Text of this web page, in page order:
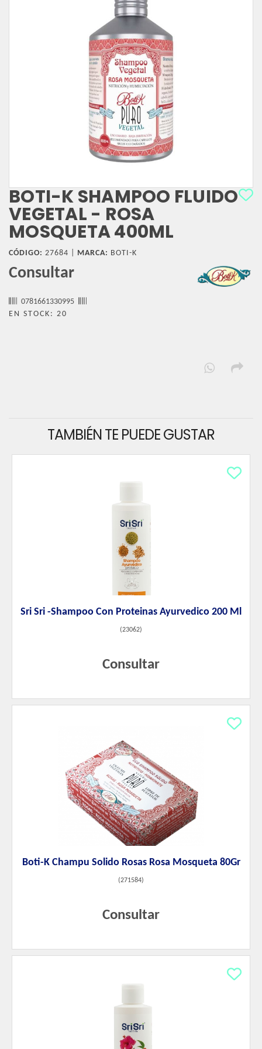
BOTI-K SHAMPOO FLUIDO
VEGETAL - ROSA
MOSQUETA 400ML
CÓDIGO: 27684 | MARCA: BOTI-K
Consultar
0781661330995
EN STOCK: 20
TAMBIÉN TE PUEDE GUSTAR
Sri Sri -Shampoo Con Proteinas Ayurvedico 200 Ml
(23062)
Consultar
Boti-K Champu Solido Rosas Rosa Mosqueta 80Gr
(271584)
Consultar